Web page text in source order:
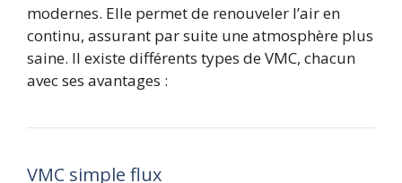
modernes. Elle permet de renouveler l’air en
continu, assurant par suite une atmosphère plus
saine. Il existe différents types de VMC, chacun
avec ses avantages :
VMC simple flux